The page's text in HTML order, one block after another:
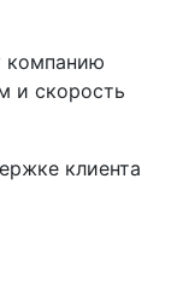
компанию
и скорость
клиента